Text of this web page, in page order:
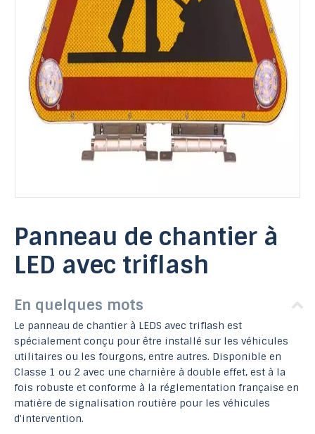
Panneau de chantier à
LED avec triflash
En quelques mots
Le panneau de chantier à LEDS avec triflash est
spécialement conçu pour être installé sur les véhicules
utilitaires ou les fourgons, entre autres. Disponible en
Classe 1 ou 2 avec une charnière à double effet, est à la
fois robuste et conforme à la réglementation française en
matière de signalisation routière pour les véhicules
d'intervention.